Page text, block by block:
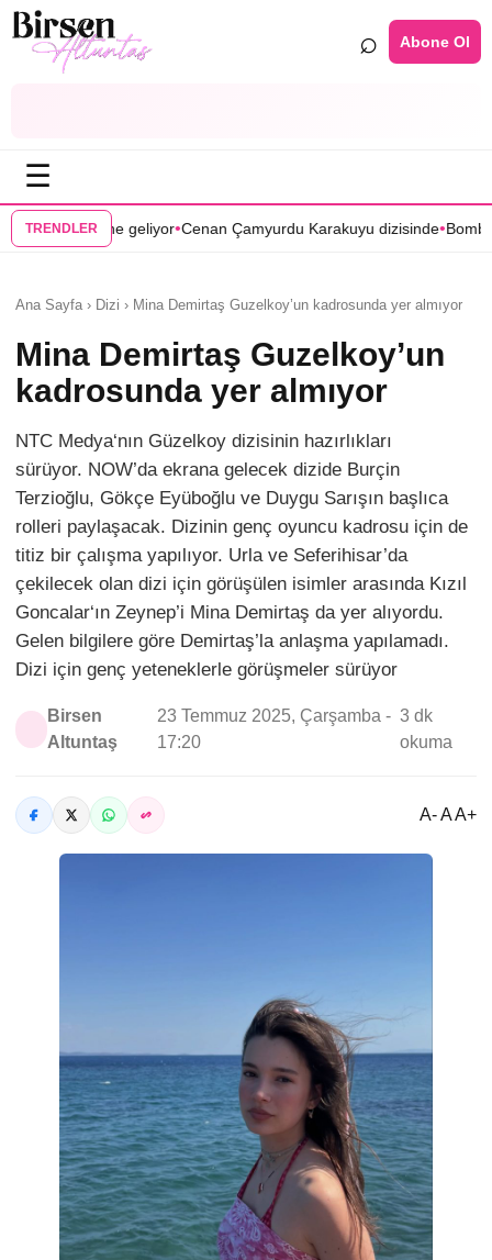
⌕ Abone Ol
☰
TRENDLER
•Cenan Çamyurdu Karakuyu dizisinde• Bomba transfer! Caner
Ana Sayfa › Dizi › Mina Demirtaş Guzelkoy’un kadrosunda yer almıyor
Mina Demirtaş Guzelkoy’un
kadrosunda yer almıyor
NTC Medya‘nın Güzelkoy dizisinin hazırlıkları
sürüyor. NOW’da ekrana gelecek dizide Burçin
Terzioğlu, Gökçe Eyüboğlu ve Duygu Sarışın başlıca
rolleri paylaşacak. Dizinin genç oyuncu kadrosu için de
titiz bir çalışma yapılıyor. Urla ve Seferihisar’da
çekilecek olan dizi için görüşülen isimler arasında Kızıl
Goncalar‘ın Zeynep’i Mina Demirtaş da yer alıyordu.
Gelen bilgilere göre Demirtaş’la anlaşma yapılamadı.
Dizi için genç yeteneklerle görüşmeler sürüyor
Birsen
Altuntaş
23 Temmuz 2025, Çarşamba -
17:20
3 dk
okuma
A- A A+